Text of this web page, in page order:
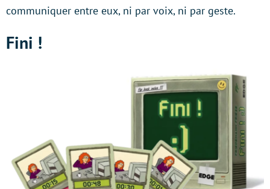
communiquer entre eux, ni par voix, ni par geste.
Fini !